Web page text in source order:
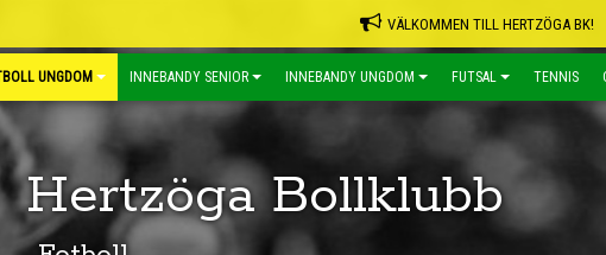
VÄLKOMMEN TILL HERTZÖGA BK!
UNGDOM INNEBANDY SENIOR INNEBANDY UNGDOM FUTSAL TENNIS
Hertzöga Bollklubb